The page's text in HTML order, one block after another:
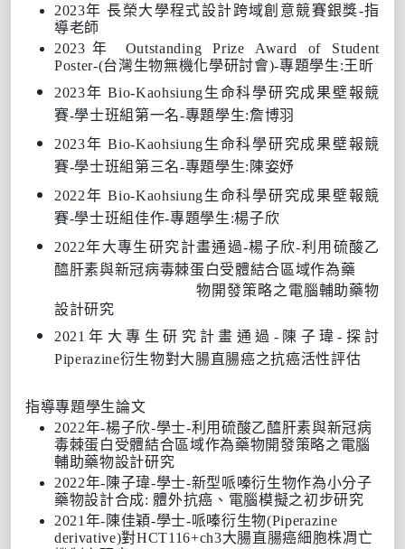
2023年 長榮大學程式設計跨域創意競賽銀獎-指
導老師
2023年 Outstanding Prize Award of Student
Poster-(台灣生物無機化學研討會)-專題學生:王昕
2023年 Bio-Kaohsiung生命科學研究成果壁報競
賽-學士班組第一名-專題學生:詹博羽
2023年 Bio-Kaohsiung生命科學研究成果壁報競
賽-學士班組第三名-專題學生:陳姿妤
2022年 Bio-Kaohsiung生命科學研究成果壁報競
賽-學士班組佳作-專題學生:楊子欣
2022年大專生研究計畫通過-楊子欣-利用硫酸乙
醯肝素與新冠病毒棘蛋白受體結合區域作為藥
物開發策略之電腦輔助藥物
設計研究
2021年大專生研究計畫通過-陳子瑋-探討
Piperazine衍生物對大腸直腸癌之抗癌活性評估
指導專題學生論文
2022年-楊子欣-學士-利用硫酸乙醯肝素與新冠病
毒棘蛋白受體結合區域作為藥物開發策略之電腦
輔助藥物設計研究
2022年-陳子瑋-學士-新型哌嗪衍生物作為小分子
藥物設計合成: 體外抗癌、電腦模擬之初步研究
2021年-陳佳穎-學士-哌嗪衍生物(Piperazine
derivative)對HCT116+ch3大腸直腸癌細胞株凋亡